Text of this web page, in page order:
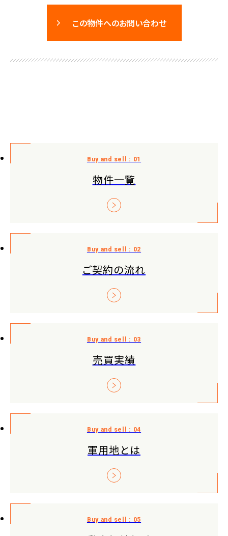
この物件へのお問い合わせ
物件一覧
ご契約の流れ
売買実績
軍用地とは